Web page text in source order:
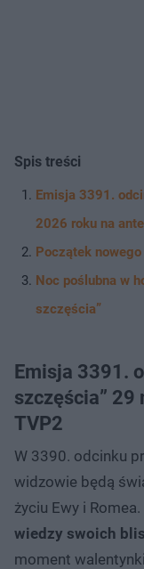
Spis treści
Emisja 3391.
2026 roku na
Początek
Noc poślubna w
szczęścia”
Emisja 3391.
szczęścia” 29
TVP2
W 3390. odcinku
widzowie będą
życiu Ewy i Romea.
wiedzy swoich
moment